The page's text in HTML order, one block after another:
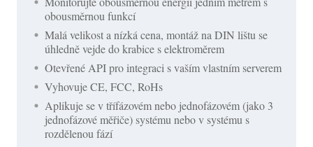
obousměrnou funkcí
Malá velikost a nízká cena, montáž na DIN lištu se
úhledně vejde do krabice s elektroměrem
Otevřené API pro integraci s vaším vlastním serverem
Vyhovuje CE, FCC, RoHs
Aplikuje se v třífázovém nebo jednofázovém (jako 3
jednofázové měřiče) systému nebo v systému s
rozdělenou fází